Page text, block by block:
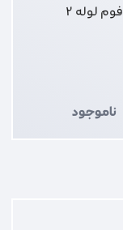
فوم لوله 2
ناموجود